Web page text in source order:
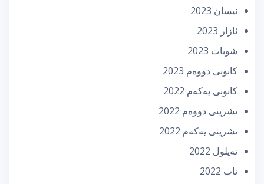
نیسان 2023
ئازار 2023
شوبات 2023
كانونی دووه‌م 2023
كانونی یه‌كه‌م 2022
تشرینی دووه‌م 2022
تشرینی یه‌كه‌م 2022
ئه‌یلول 2022
ئاب 2022